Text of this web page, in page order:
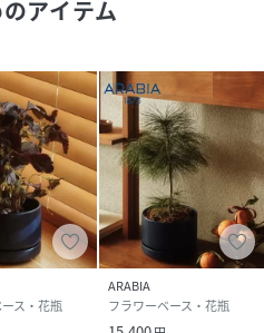
アイテム
ス・花瓶
ARABIA
フラワーベース・花瓶